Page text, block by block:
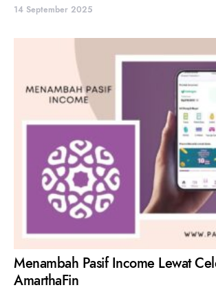
14 September 2025
Menambah Pasif Income Lewat
AmarthaFin